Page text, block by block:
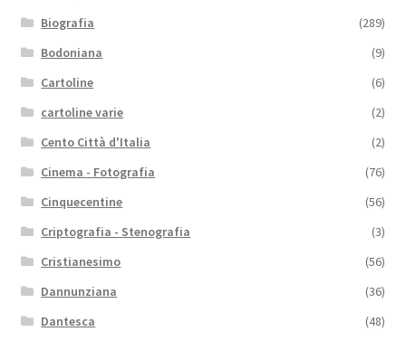
Biografia
(289)
Bodoniana
(9)
Cartoline
(6)
cartoline varie
(2)
Cento Città d'Italia
(2)
Cinema - Fotografia
(76)
Cinquecentine
(56)
Criptografia - Stenografia
(3)
Cristianesimo
(56)
Dannunziana
(36)
Dantesca
(48)